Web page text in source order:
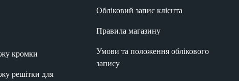
кромки
решітки для
Обліковий запис клієнта
Правила магазину
Умови та положення облікового
запису